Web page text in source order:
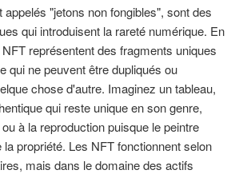
appelés "jetons non fongibles", sont des
qui introduisent la rareté numérique. En
représentent des fragments uniques
qui ne peuvent être dupliqués ou
chose d'autre. Imaginez un tableau,
qui reste unique en son genre,
à la reproduction puisque le peintre
propriété. Les NFT fonctionnent selon
mais dans le domaine des actifs